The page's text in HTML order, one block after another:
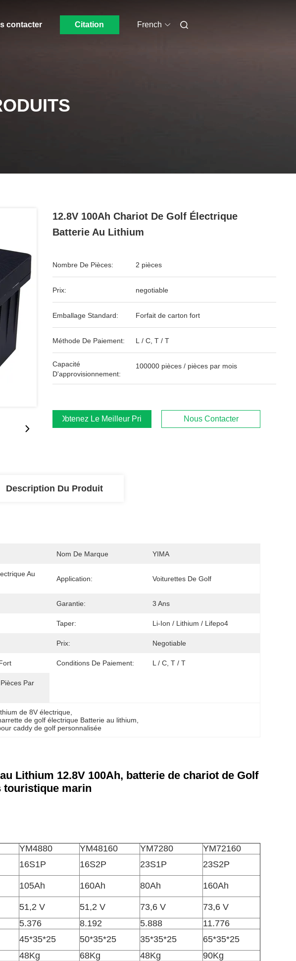
contacter Citation French
12.8V 100Ah Chariot De Golf Électrique
Batterie Au Lithium
Nombre De Pièces: 2 pièces
Prix: negotiable
Emballage Standard: Forfait de carton fort
Méthode De Paiement: L / C, T / T
Capacité
D'approvisionnement:
100000 pièces / pièces par mois
Obtenez Le Meilleur Prix Nous Contacter
Description Du Produit
Nom De Marque YIMA
Au
Application: Voiturettes De Golf
Garantie: 3 Ans
Taper: Li-Ion / Lithium / Lifepo4
Prix: Negotiable
Conditions De Paiement: L / C, T / T
Par
de 8V électrique
de golf électrique Batterie au lithium
caddy de golf personnalisée
Lithium 12.8V 100Ah, batterie de chariot de Golf
touristique marin
YM4880 YM48160 YM7280
YM72160
16S1P 16S2P 23S1P
23S2P
105Ah 160Ah 80Ah
160Ah
51,2 V 51,2 V 73,6 V
73,6 V
5.376 8.192 5.888
11.776
45*35*25 50*35*25 35*35*25
65*35*25
48Kg 68Kg 48Kg
90Kg